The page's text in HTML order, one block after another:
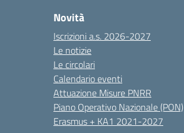
Novità
Iscrizioni a.s. 2026-2027
Le notizie
Le circolari
Calendario eventi
Attuazione Misure PNRR
Piano Operativo Nazionale (PON)
Erasmus + KA1 2021-2027